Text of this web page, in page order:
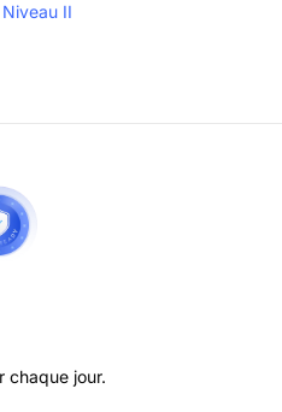
II
chaque jour.